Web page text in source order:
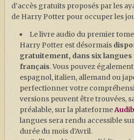
d’accès gratuits proposés par les
de Harry Potter pour occuper les
Le livre audio du premier
Harry Potter est désormais
gratuitement, dans six
français. Vous pouvez
espagnol, italien, allemand ou
perfectionner votre
versions peuvent être trouvées,
préalable, sur la plateforme
langues sera rendu accessible
durée du mois d’Avril.